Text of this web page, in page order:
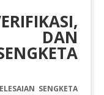
DAN
SENGKETA